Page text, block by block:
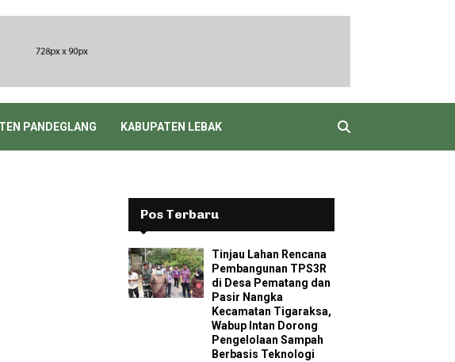
PANDEGLANG KABUPATEN LEBAK
Pos Terbaru
Tinjau Lahan Rencana
Pembangunan TPS3R
di Desa Pematang dan
Pasir Nangka
Kecamatan Tigaraksa,
Wabup Intan Dorong
Pengelolaan Sampah
Berbasis Teknologi